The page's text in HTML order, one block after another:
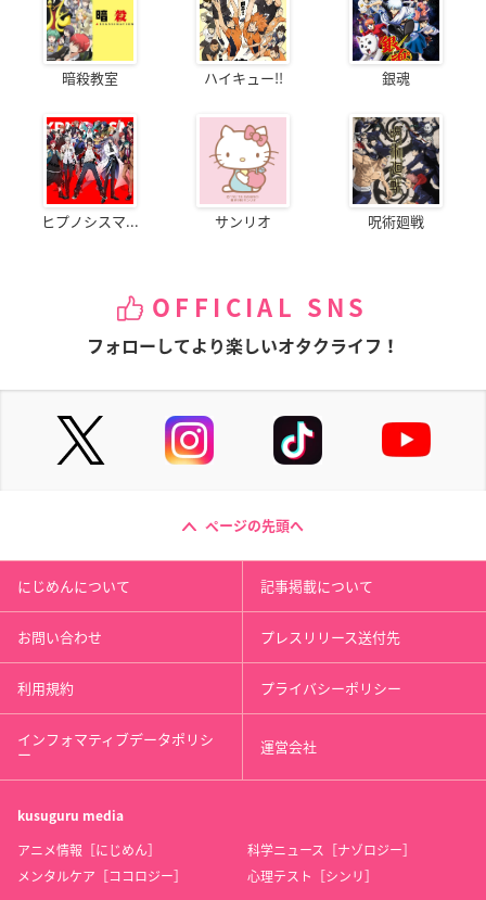
暗殺教室 ハイキュー!! 銀魂
ヒプノシスマ... サンリオ 呪術廻戦
OFFICIAL SNS
フォローしてより楽しいオタクライフ！
ページの先頭へ
にじめんについて 記事掲載について
お問い合わせ プレスリリース送付先
利用規約 プライバシーポリシー
インフォマティブデータポリシ
ー 運営会社
kusuguru media
アニメ情報［にじめん］
科学ニュース［ナゾロジー］
メンタルケア［ココロジー］
心理テスト［シンリ］